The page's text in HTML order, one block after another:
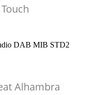
DAB MIB STD2
Alhambra